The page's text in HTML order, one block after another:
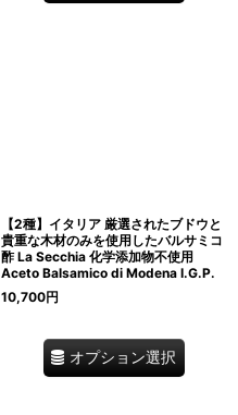
【2種】イタリア 厳選されたブドウと
貴重な木材のみを使用したバルサミコ
酢 La Secchia 化学添加物不使用
Aceto Balsamico di Modena I.G.P.
10,700円
オプション選択